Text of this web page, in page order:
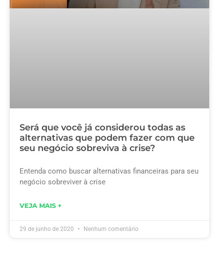
Será que você já considerou todas as
alternativas que podem fazer com que
seu negócio sobreviva à crise?
Entenda como buscar alternativas financeiras para seu
negócio sobreviver à crise
VEJA MAIS +
29 de junho de 2020 Nenhum comentário